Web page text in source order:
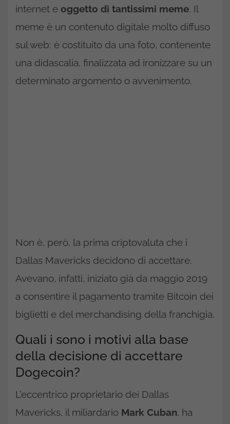
internet e oggetto di tantissimi meme. Il
meme è un contenuto digitale molto diffuso
sul web: è costituito da una foto, contenente
una didascalia, finalizzata ad ironizzare su un
determinato argomento o avvenimento.
Non è, però, la prima criptovaluta che i
Dallas Mavericks decidono di accettare.
Avevano, infatti, iniziato già da maggio 2019
a consentire il pagamento tramite Bitcoin dei
biglietti e del merchandising della franchigia.
Quali i sono i motivi alla base
della decisione di accettare
Dogecoin?
L’eccentrico proprietario dei Dallas
Mavericks, il miliardario Mark Cuban, ha